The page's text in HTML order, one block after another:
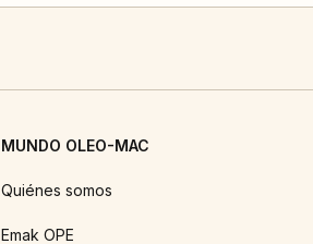
MUNDO OLEO-MAC
Quiénes somos
Emak OPE